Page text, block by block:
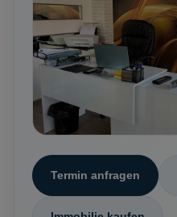
Termin anfragen